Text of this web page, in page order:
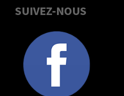
SUIVEZ-NOUS